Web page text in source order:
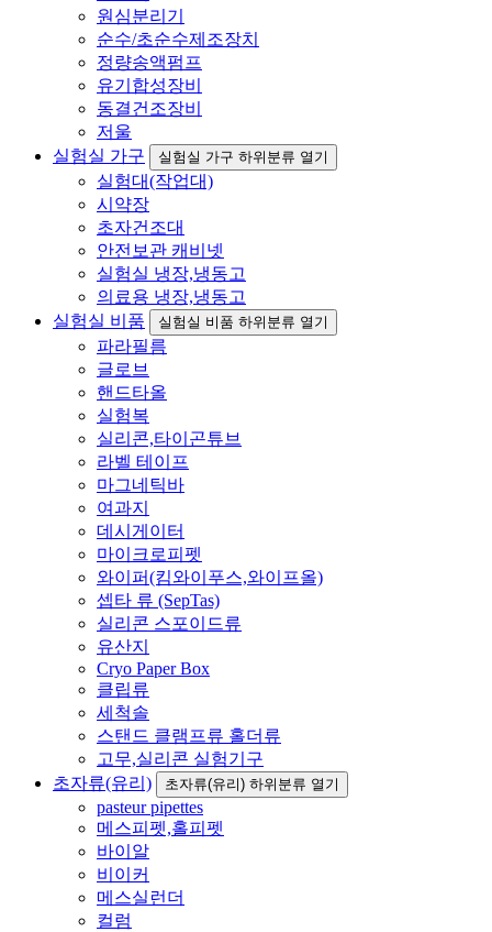
원심분리기
순수/초순수제조장치
정량송액펌프
유기합성장비
동결건조장비
저울
실험실 가구
실험실 가구 하위분류 열기
실험대(작업대)
시약장
초자건조대
안전보관 캐비넷
실험실 냉장,냉동고
의료용 냉장,냉동고
실험실 비품
실험실 비품 하위분류 열기
파라필름
글로브
핸드타올
실험복
실리콘,타이곤튜브
라벨 테이프
마그네틱바
여과지
데시게이터
마이크로피펫
와이퍼(킴와이푸스,와이프올)
셉타 류 (SepTas)
실리콘 스포이드류
유산지
Cryo Paper Box
클립류
세척솔
스탠드 클램프류 홀더류
고무,실리콘 실험기구
초자류(유리)
초자류(유리) 하위분류 열기
pasteur pipettes
메스피펫,홀피펫
바이알
비이커
메스실런더
컬럼